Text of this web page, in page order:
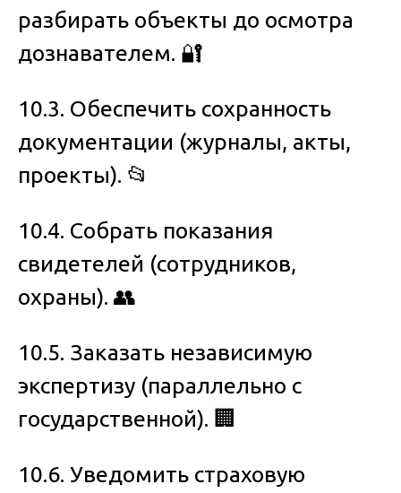
разбирать объекты до осмотра
дознавателем. 🔐
10.3. Обеспечить сохранность
документации (журналы, акты,
проекты). 📂
10.4. Собрать показания
свидетелей (сотрудников,
охраны). 👥
10.5. Заказать независимую
экспертизу (параллельно с
государственной). 🏢
10.6. Уведомить страховую